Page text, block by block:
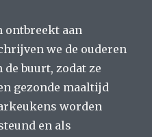
ontbreekt aan
we de ouderen
buurt, zodat ze
gezonde maaltijd
worden
en als